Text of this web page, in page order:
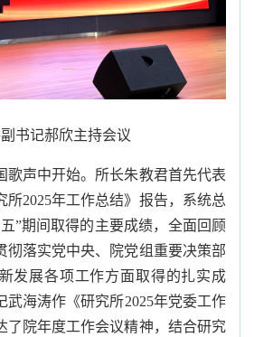
书记郝欣主持会议
声中开始。 所长朱教君首先代表
所2025年工作总结》报告， 系统总
”期间取得的主要成绩， 全面回顾
彻落实党中央、院党组 重要决策部
发展各项工作方面取得的扎实成
武海涛作《研究所2025年党委工作
了院年度工作会议精神， 结合研究